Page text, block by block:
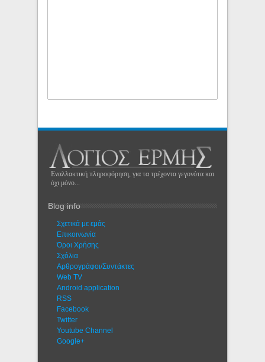
Εναλλακτική πληροφόρηση, για τα τρέχοντα γεγονότα και
όχι μόνο...
Blog info
Σχετικά με εμάς
Eπικοινωνία
Όροι Χρήσης
Σχόλια
Αρθρογράφοι/Συντάκτες
Web TV
Android application
RSS
Facebook
Twitter
Youtube Channel
Google+